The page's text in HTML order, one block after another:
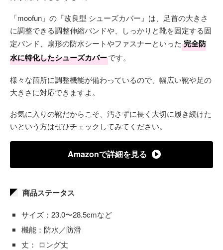
「moofun」の『改良型 シューズカバー』は、足首の大きさ
に調整できる調整伸縮バンドや、しっかりと靴を固定する固
定バンド、扇形の防水シートやファスナーといった 完全防
水に特化したシューズカバーです。
様々な箇所に調整機能が備わっているので、幅広い靴や足の
大きさに対応できますよ。
お気に入りの靴だからこそ、汚さずに長く大切に履き続けた
いという方はぜひチェックしてみてください。
Amazonで詳細を見る
商品ステータス
サイズ：23.0〜28.5cmなど
機能：防水／防滑
丈： ロング丈